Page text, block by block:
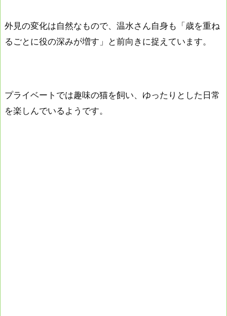
外見の変化は自然なもので、温水さん自身も「歳を重ね
るごとに役の深みが増す」と前向きに捉えています。
プライベートでは趣味の猫を飼い、ゆったりとした日常
を楽しんでいるようです。